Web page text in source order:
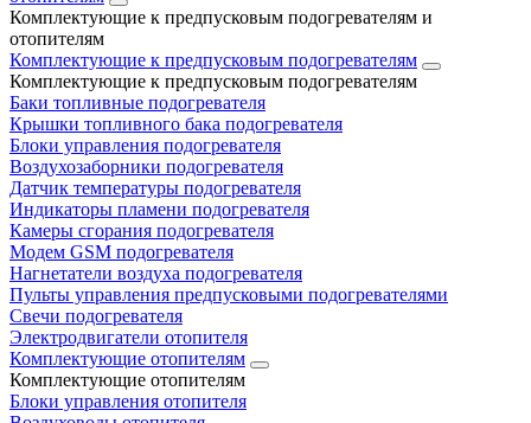
Комплектующие к предпусковым подогревателям и
отопителям
Комплектующие к предпусковым подогревателям
Комплектующие к предпусковым подогревателям
Баки топливные подогревателя
Крышки топливного бака подогревателя
Блоки управления подогревателя
Воздухозаборники подогревателя
Датчик температуры подогревателя
Индикаторы пламени подогревателя
Камеры сгорания подогревателя
Модем GSM подогревателя
Нагнетатели воздуха подогревателя
Пульты управления предпусковыми подогревателями
Свечи подогревателя
Электродвигатели отопителя
Комплектующие отопителям
Комплектующие отопителям
Блоки управления отопителя